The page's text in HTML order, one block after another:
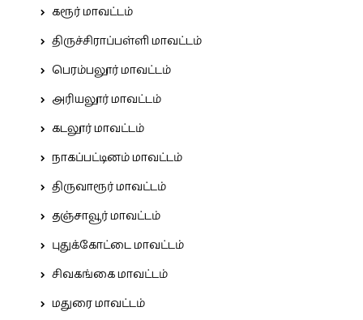
கரூர் மாவட்டம்
திருச்சிராப்பள்ளி மாவட்டம்
பெரம்பலூர் மாவட்டம்
அரியலூர் மாவட்டம்
கடலூர் மாவட்டம்
நாகப்பட்டினம் மாவட்டம்
திருவாரூர் மாவட்டம்
தஞ்சாவூர் மாவட்டம்
புதுக்கோட்டை மாவட்டம்
சிவகங்கை மாவட்டம்
மதுரை மாவட்டம்